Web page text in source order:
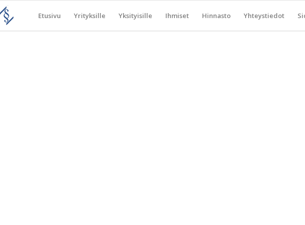
Etusivu Yrityksille Yksityisille Ihmiset Hinnasto Yhteystiedot